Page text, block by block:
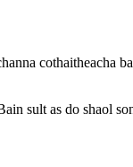
cothaitheacha
sult as do shaol